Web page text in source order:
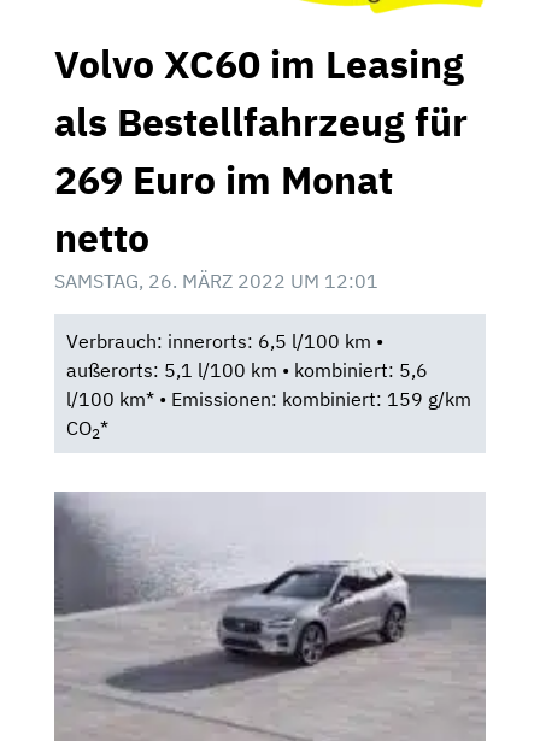
Volvo XC60 im Leasing
als Bestellfahrzeug für
269 Euro im Monat
netto
SAMSTAG, 26. MÄRZ 2022 UM 12:01
Verbrauch: innerorts: 6,5 l/100 km •
außerorts: 5,1 l/100 km • kombiniert: 5,6
l/100 km* • Emissionen: kombiniert: 159 g/km
CO2*